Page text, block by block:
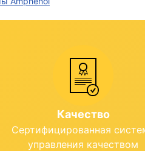
Качество
Сертифицированная
управления качеством